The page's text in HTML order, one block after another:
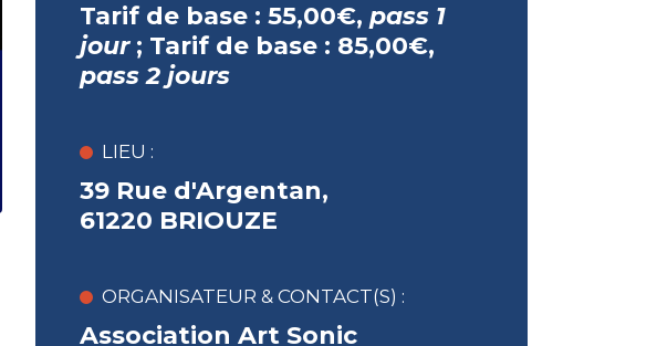
Tarif de base : 55,00€, pass 1
jour; Tarif de base : 85,00€,
pass 2 jours
LIEU :
39 Rue d'Argentan,
61220 BRIOUZE
ORGANISATEUR & CONTACT(S) :
Association Art Sonic